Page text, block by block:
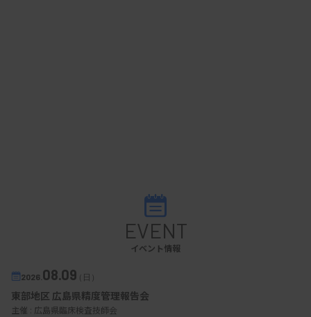
EVENT
イベント情報
2026. 08.09（日）
東部地区 広島県精度管理報告会
主催 : 広島県臨床検査技師会